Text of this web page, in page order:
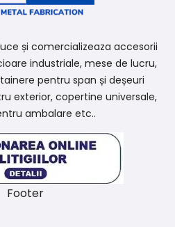
și comercializeaza accesorii
industriale, mese de lucru,
pentru span și deșeuri
exterior, copertine universale,
ambalare etc..